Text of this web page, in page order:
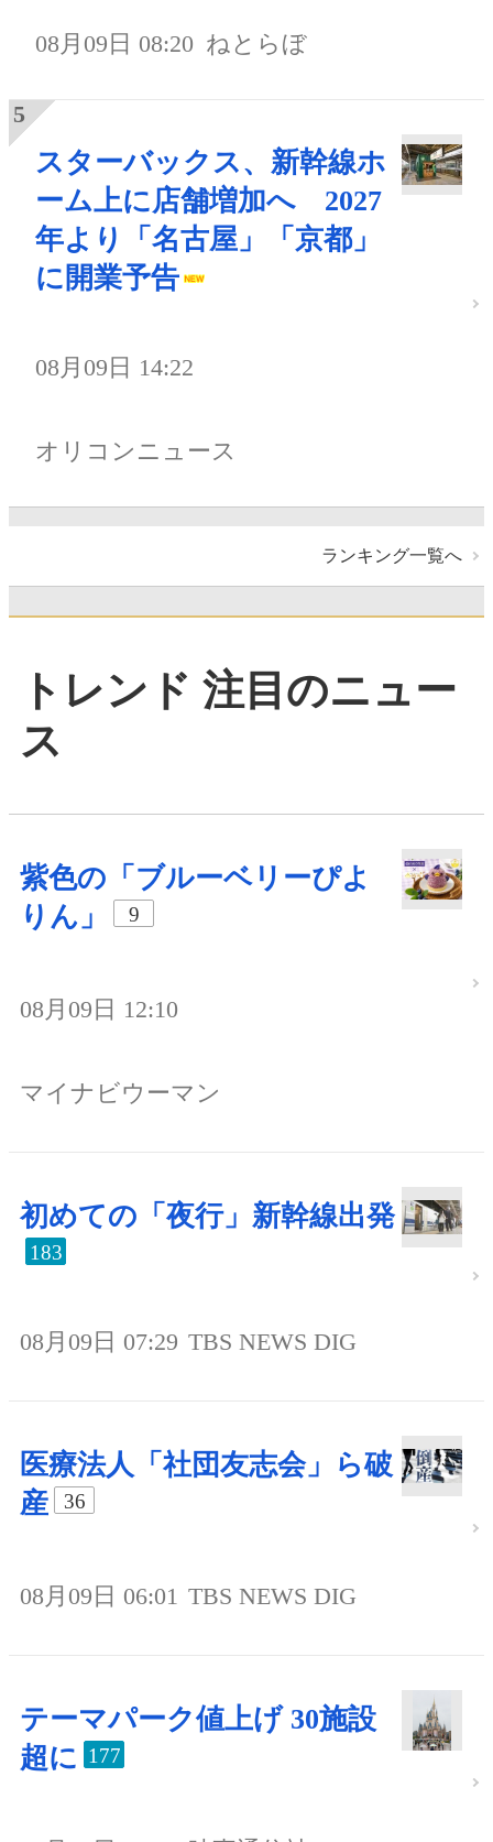
08月09日 08:20 ねとらぼ
スターバックス、新幹線ホ
ーム上に店舗増加へ 2027
年より「名古屋」「京都」
に開業予告
08月09日 14:22
オリコンニュース
ランキング一覧へ
トレンド 注目のニュー
ス
紫色の「ブルーベリーぴよ
りん」
9
08月09日 12:10
マイナビウーマン
初めての「夜行」新幹線出発
183
08月09日 07:29 TBS NEWS DIG
医療法人「社団友志会」ら破
産
36
08月09日 06:01 TBS NEWS DIG
テーマパーク値上げ 30施設
超に 177